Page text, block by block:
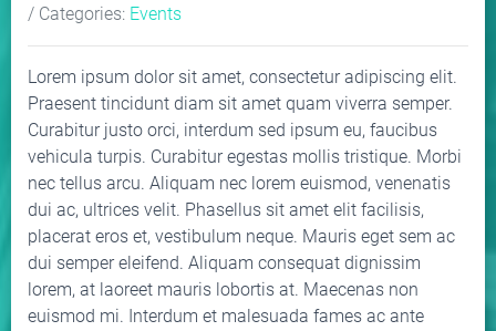
/ Categories: Events
Lorem ipsum dolor sit amet, consectetur adipiscing elit.
Praesent tincidunt diam sit amet quam viverra semper.
Curabitur justo orci, interdum sed ipsum eu, faucibus
vehicula turpis. Curabitur egestas mollis tristique. Morbi
nec tellus arcu. Aliquam nec lorem euismod, venenatis
dui ac, ultrices velit. Phasellus sit amet elit facilisis,
placerat eros et, vestibulum neque. Mauris eget sem ac
dui semper eleifend. Aliquam consequat dignissim
lorem, at laoreet mauris lobortis at. Maecenas non
euismod mi. Interdum et malesuada fames ac ante